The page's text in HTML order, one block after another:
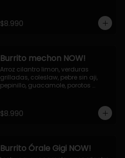
$8.990
Burrito mechon NOW!
Arroz cilantro limon, verduras
grilladas, coleslaw, pebre sin aji,
pepinillo, guacamole, porotos
$8.990
Burrito Órale Gigi NOW!